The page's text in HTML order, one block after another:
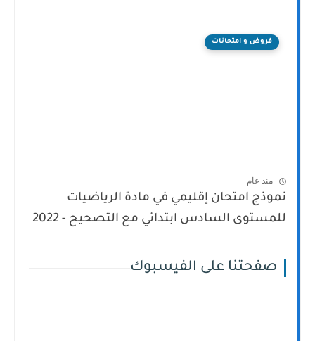
فروض و امتحانات
منذ عام
نموذج امتحان إقليمي في مادة الرياضيات
للمستوى السادس ابتدائي مع التصحيح - 2022
صفحتنا على الفيسبوك